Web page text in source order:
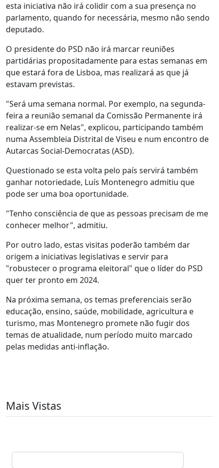
esta iniciativa não irá colidir com a sua presença no
parlamento, quando for necessária, mesmo não sendo
deputado.
O presidente do PSD não irá marcar reuniões
partidárias propositadamente para estas semanas em
que estará fora de Lisboa, mas realizará as que já
estavam previstas.
"Será uma semana normal. Por exemplo, na segunda-
feira a reunião semanal da Comissão Permanente irá
realizar-se em Nelas", explicou, participando também
numa Assembleia Distrital de Viseu e num encontro de
Autarcas Social-Democratas (ASD).
Questionado se esta volta pelo país servirá também
ganhar notoriedade, Luís Montenegro admitiu que
pode ser uma boa oportunidade.
"Tenho consciência de que as pessoas precisam de me
conhecer melhor", admitiu.
Por outro lado, estas visitas poderão também dar
origem a iniciativas legislativas e servir para
"robustecer o programa eleitoral" que o líder do PSD
quer ter pronto em 2024.
Na próxima semana, os temas preferenciais serão
educação, ensino, saúde, mobilidade, agricultura e
turismo, mas Montenegro promete não fugir dos
temas de atualidade, num período muito marcado
pelas medidas anti-inflação.
Mais Vistas